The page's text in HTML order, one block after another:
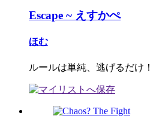
Escape ~ えすかぺ
ほむ
ルールは単純、逃げるだけ！